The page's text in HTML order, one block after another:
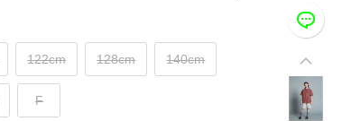
122cm 128cm 140cm
F